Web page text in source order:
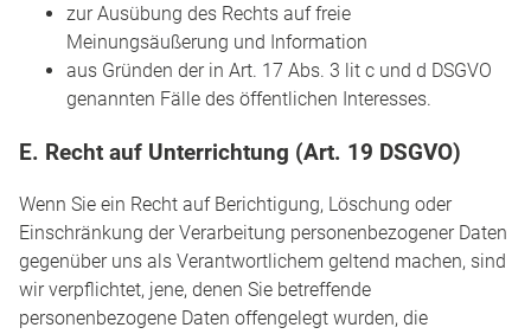
zur Ausübung des Rechts auf freie
Meinungsäußerung und Information
aus Gründen der in Art. 17 Abs. 3 lit c und d DSGVO
genannten Fälle des öffentlichen Interesses.
E. Recht auf Unterrichtung (Art. 19 DSGVO)
Wenn Sie ein Recht auf Berichtigung, Löschung oder
Einschränkung der Verarbeitung personenbezogener Daten
gegenüber uns als Verantwortlichem geltend machen, sind
wir verpflichtet, jene, denen Sie betreffende
personenbezogene Daten offengelegt wurden, die